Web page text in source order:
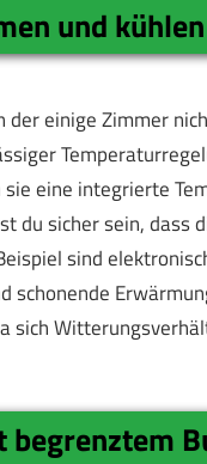
und
einige Zimmer
eine integrierte
sicher sein, dass
sind
sich